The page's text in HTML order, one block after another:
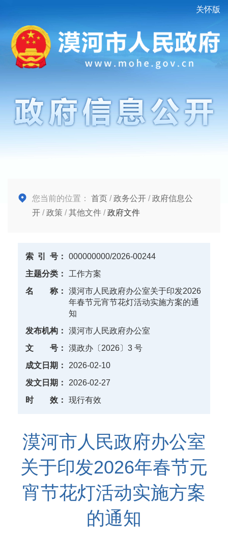
关怀版
您当前的位置： 首页 /政务公开 /政府信息公
开 /政策 /其他文件 /政府文件
索 引 号：
000000000/2026-00244
主题分类：
工作方案
名
称：
漠河市人民政府办公室关于印发2026
年春节元宵节花灯活动实施方案的通
知
发布机构：
漠河市人民政府办公室
文
号：
漠政办〔2026〕3 号
成文日期：
2026-02-10
发文日期：
2026-02-27
时
效： 现行有效
漠河市人民政府办公室
关于印发2026年春节元
宵节花灯活动实施方案
的通知